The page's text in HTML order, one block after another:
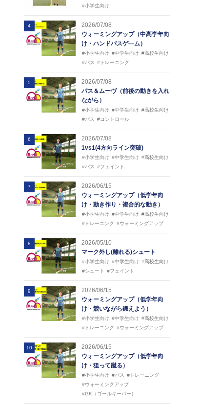
#小学生向け
4
2026/07/08
ウォーミングアップ（中高学年向
け・ハンドパスゲ―ム）
#小学生向け #中学生向け #高校生向け
#パス
#トレーニング
5
2026/07/08
パス＆ムーヴ（前後の動きを入れ
ながら）
#小学生向け #中学生向け #高校生向け
#パス
#コントロール
6
2026/07/08
1vs1(4方向ライン突破)
#小学生向け #中学生向け #高校生向け
#パス
#フェイント
7
2026/06/15
ウォーミングアップ（低学年向
け・動き作り・複合的な動き）
#小学生向け #中学生向け #高校生向け
#トレーニング #ウォーミングアップ
8
2026/05/10
マーク外し(離れる)シュート
#小学生向け #中学生向け #高校生向け
#シュート
#フェイント
9
2026/06/15
ウォーミングアップ（低学年向
け・競いながら鍛えよう）
#小学生向け #中学生向け #高校生向け
#トレーニング #ウォーミングアップ
10
2026/06/15
ウォーミングアップ（低学年向
け・狙って蹴る）
#小学生向け #パス
#トレーニング
#ウォーミングアップ
#GK（ゴールキーパー）